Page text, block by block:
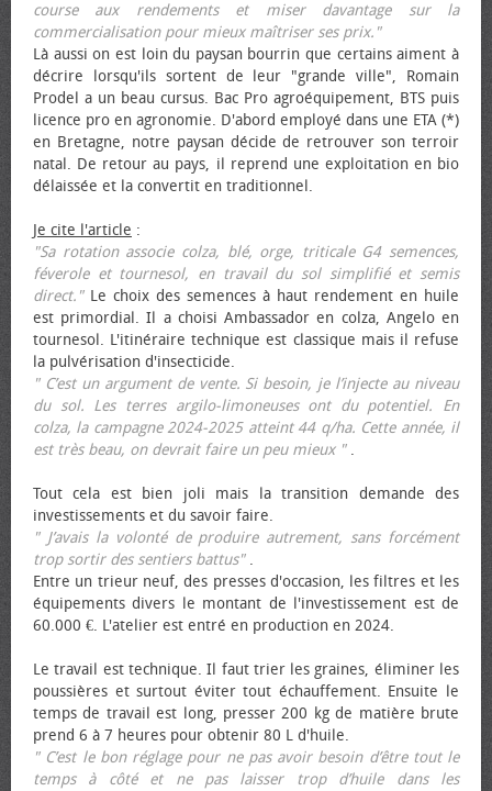
course aux rendements et miser davantage sur la
commercialisation pour mieux maîtriser ses prix."
Là aussi on est loin du paysan bourrin que certains aiment à
décrire lorsqu'ils sortent de leur "grande ville", Romain
Prodel a un beau cursus. Bac Pro agroéquipement, BTS puis
licence pro en agronomie. D'abord employé dans une ETA (*)
en Bretagne, notre paysan décide de retrouver son terroir
natal. De retour au pays, il reprend une exploitation en bio
délaissée et la convertit en traditionnel.
Je cite l'article :
"Sa rotation associe colza, blé, orge, triticale G4 semences,
féverole et tournesol, en travail du sol simplifié et semis
direct."Le choix des semences à haut rendement en huile
est primordial. Il a choisi Ambassador en colza, Angelo en
tournesol. L'itinéraire technique est classique mais il refuse
la pulvérisation d'insecticide.
" C’est un argument de vente. Si besoin, je l’injecte au niveau
du sol. Les terres argilo-limoneuses ont du potentiel. En
colza, la campagne 2024-2025 atteint 44 q/ha. Cette année, il
est très beau, on devrait faire un peu mieux ".
Tout cela est bien joli mais la transition demande des
investissements et du savoir faire.
" J’avais la volonté de produire autrement, sans forcément
trop sortir des sentiers battus".
Entre un trieur neuf, des presses d'occasion, les filtres et les
équipements divers le montant de l'investissement est de
60.000 €. L'atelier est entré en production en 2024.
Le travail est technique. Il faut trier les graines, éliminer les
poussières et surtout éviter tout échauffement. Ensuite le
temps de travail est long, presser 200 kg de matière brute
prend 6 à 7 heures pour obtenir 80 L d'huile.
" C’est le bon réglage pour ne pas avoir besoin d’être tout le
temps à côté et ne pas laisser trop d’huile dans les